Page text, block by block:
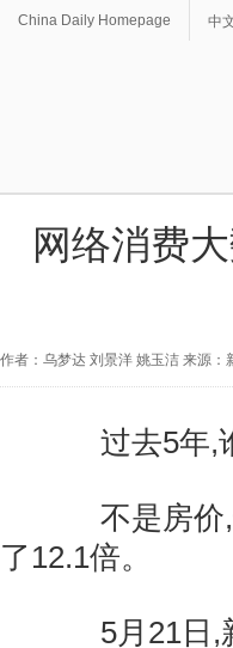
China Daily Homepage 中
网络消费
作者：乌梦达 刘景洋 姚玉洁 来源：
过去5年,
不是房价,
了12.1倍。
5月21日,新